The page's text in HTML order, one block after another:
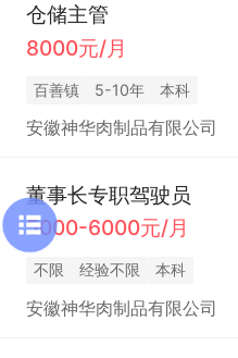
仓储主管
8000元/月
百善镇 5-10年 本科
安徽神华肉制品有限公司
董事长专职驾驶员
5000-6000元/月
不限 经验不限 本科
安徽神华肉制品有限公司